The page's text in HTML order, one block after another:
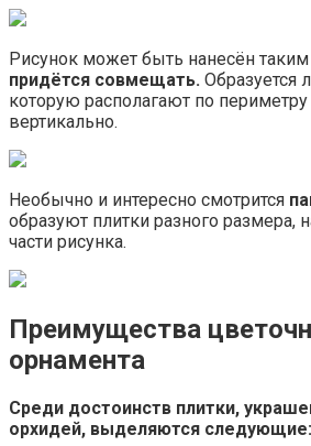
Рисунок может быть нанесён таким
придётся совмещать. Образуется
которую располагают по
вертикально.
Необычно и интересно смотрится
образуют плитки разного размера,
части рисунка.
Преимущества
орнамента
Среди достоинств плитки,
орхидей, выделяются следующие: